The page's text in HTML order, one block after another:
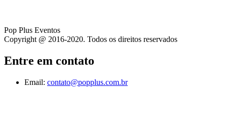
Pop Plus Eventos
Copyright @ 2016-2020. Todos os direitos reservados
Entre em contato
Email: contato@popplus.com.br